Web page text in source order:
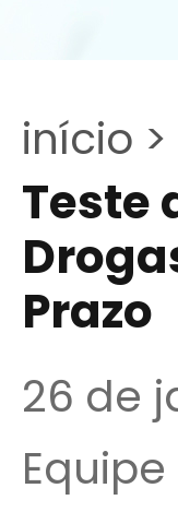
início >
Teste
Prazo
26 de